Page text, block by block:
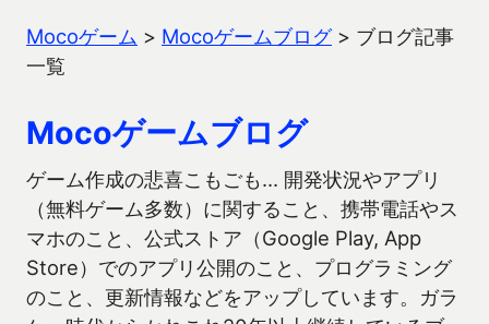
Mocoゲーム > Mocoゲームブログ> ブログ記事
一覧
Mocoゲームブログ
ゲーム作成の悲喜こもごも… 開発状況やアプリ
（無料ゲーム多数）に関すること、携帯電話やス
マホのこと、公式ストア（Google Play, App
Store）でのアプリ公開のこと、プログラミング
のこと、更新情報などをアップしています。ガラ